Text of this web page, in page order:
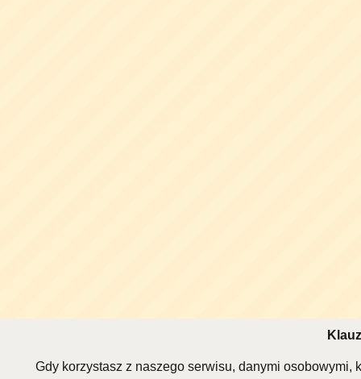
Gdy korzystasz z naszego serwisu, danymi osobowymi,